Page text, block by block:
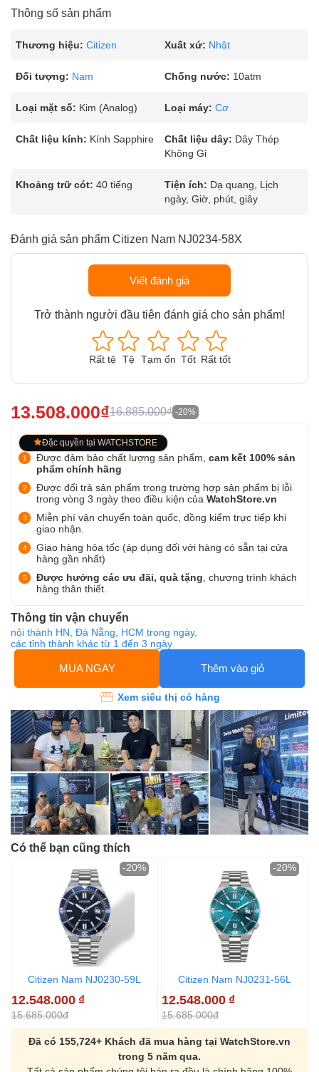
Thông số sản phẩm
Thương hiệu: Citizen Xuất xứ: Nhật
Đối tượng: Nam Chống nước: 10atm
Loại mặt số: Kim (Analog) Loại máy: Cơ
Chất liệu kính: Kính Sapphire Chất liệu dây: Dây Thép
Không Gỉ
Khoảng trữ cót: 40 tiếng Tiện ích: Dạ quang, Lịch
ngày, Giờ, phút, giây
Đánh giá sản phẩm Citizen Nam NJ0234-58X
Viết đánh giá
Trở thành người đầu tiên đánh giá cho sản phẩm!
Rất tệ Tệ Tạm ổn Tốt Rất tốt
13.508.000₫16.885.000₫ -20%
Đặc quyền tại WATCHSTORE
Được đảm bảo chất lượng sản phẩm, cam kết 100% sản
phẩm chính hãng
Được đổi trả sản phẩm trong trường hợp sản phẩm bị lỗi
trong vòng 3 ngày theo điều kiện của WatchStore.vn
Miễn phí vận chuyển toàn quốc, đồng kiểm trực tiếp khi
giao nhận.
Giao hàng hỏa tốc (áp dụng đối với hàng có sẵn tại cửa
hàng gần nhất)
Được hưởng các ưu đãi, quà tặng , chương trình khách
hàng thân thiết.
Thông tin vận chuyển
nội thành HN, Đà Nẵng, HCM trong ngày,
các tỉnh thành khác từ 1 đến 3 ngày
MUA NGAY Thêm vào giỏ
Xem siêu thị có hàng
Có thể bạn cũng thích
Citizen Nam NJ0230-59L
12.548.000 ₫
15.685.000đ
-20%
Citizen Nam NJ0231-56L
12.548.000 ₫
15.685.000đ
-20%
Đã có 155,724+ Khách đã mua hàng tại WatchStore.vn
trong 5 năm qua.